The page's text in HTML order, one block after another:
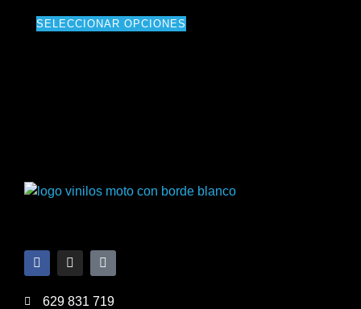
SELECCIONAR OPCIONES
629 831 719